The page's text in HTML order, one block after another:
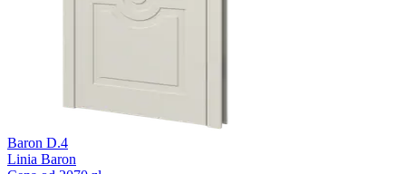
Baron D.4
Linia Baron